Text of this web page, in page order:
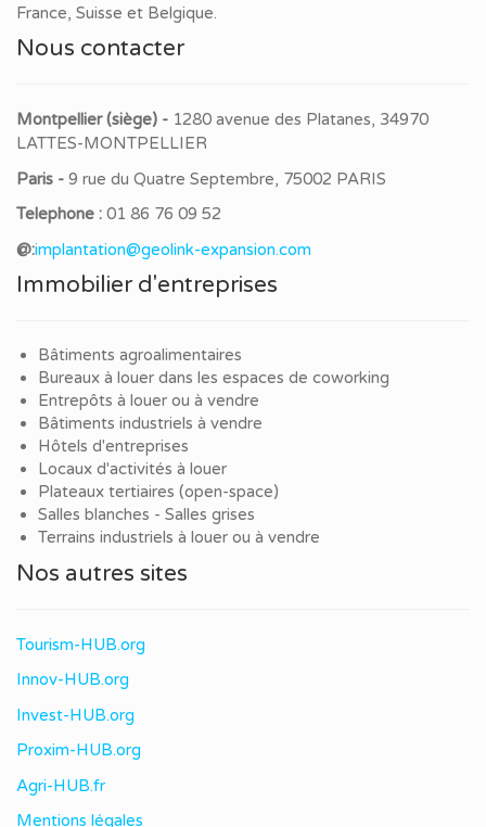
France, Suisse et Belgique.
Nous contacter
Montpellier (siège) - 1280 avenue des Platanes, 34970
LATTES-MONTPELLIER
Paris - 9 rue du Quatre Septembre, 75002 PARIS
Telephone : 01 86 76 09 52
@:implantation@geolink-expansion.com
Immobilier d'entreprises
Bâtiments agroalimentaires
Bureaux à louer dans les espaces de coworking
Entrepôts à louer ou à vendre
Bâtiments industriels à vendre
Hôtels d'entreprises
Locaux d'activités à louer
Plateaux tertiaires (open-space)
Salles blanches - Salles grises
Terrains industriels à louer ou à vendre
Nos autres sites
Tourism-HUB.org
Innov-HUB.org
Invest-HUB.org
Proxim-HUB.org
Agri-HUB.fr
Mentions légales